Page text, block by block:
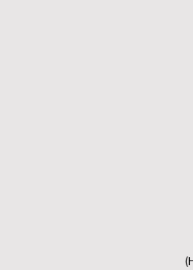
המותג העולמי Shine Mate, המונדס במיוחד לשלבי חיתוך אגרסיביים (Heavy Cutting)